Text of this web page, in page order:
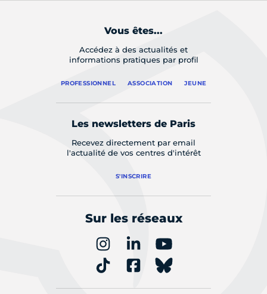
Vous êtes...
Accédez à des actualités et
informations pratiques par profil
PROFESSIONNEL ASSOCIATION JEUNE
Les newsletters de Paris
Recevez directement par email
l'actualité de vos centres d'intérêt
S'INSCRIRE
Sur les réseaux